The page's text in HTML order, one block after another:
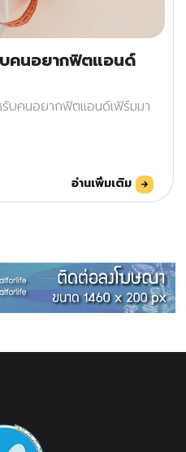
บคนอยากฟิตแอนด์
อ่านเพิ่มเติม